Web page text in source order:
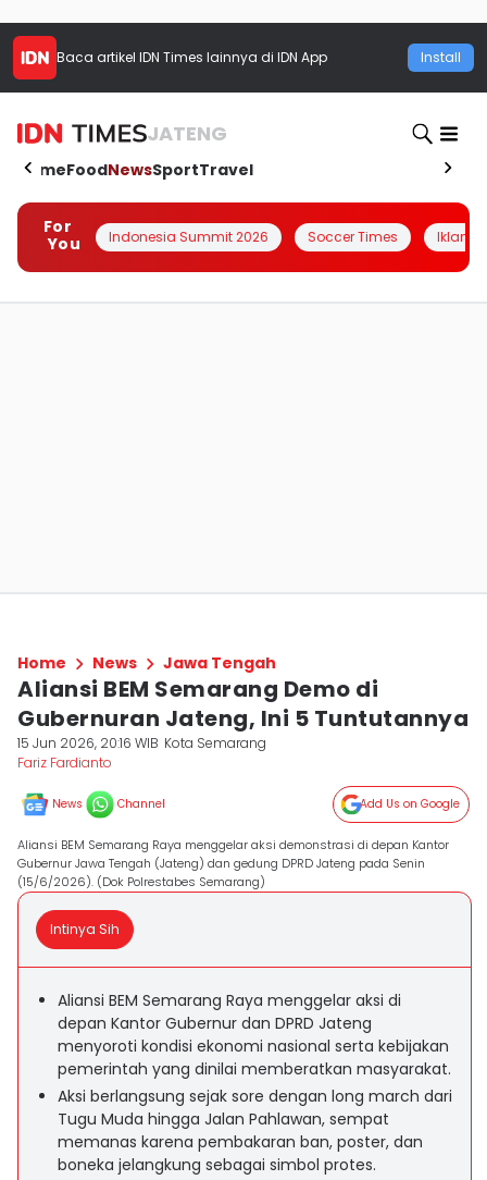
Baca artikel IDN Times lainnya di IDN App Install
JATENG
HomeFoodNewsSportTravel
For
You
Indonesia Summit 2026 Soccer Times Iklanin
Home News Jawa Tengah
Aliansi BEM Semarang Demo di
Gubernuran Jateng, Ini 5 Tuntutannya
15 Jun 2026, 20:16 WIB Kota Semarang
Fariz Fardianto
News Channel Add Us on Google
Aliansi BEM Semarang Raya menggelar aksi demonstrasi di depan Kantor
Gubernur Jawa Tengah (Jateng) dan gedung DPRD Jateng pada Senin
(15/6/2026). (Dok Polrestabes Semarang)
Intinya Sih
Aliansi BEM Semarang Raya menggelar aksi di
depan Kantor Gubernur dan DPRD Jateng
menyoroti kondisi ekonomi nasional serta kebijakan
pemerintah yang dinilai memberatkan masyarakat.
Aksi berlangsung sejak sore dengan long march dari
Tugu Muda hingga Jalan Pahlawan, sempat
memanas karena pembakaran ban, poster, dan
boneka jelangkung sebagai simbol protes.